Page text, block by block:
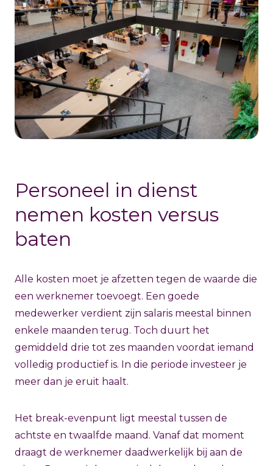
Personeel in dienst
nemen kosten versus
baten
Alle kosten moet je afzetten tegen de waarde die
een werknemer toevoegt. Een goede
medewerker verdient zijn salaris meestal binnen
enkele maanden terug. Toch duurt het
gemiddeld drie tot zes maanden voordat iemand
volledig productief is. In die periode investeer je
meer dan je eruit haalt.
Het break-evenpunt ligt meestal tussen de
achtste en twaalfde maand. Vanaf dat moment
draagt de werknemer daadwerkelijk bij aan de